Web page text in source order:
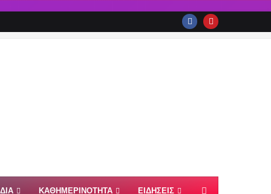
ΚΑΘΗΜΕΡΙΝΟΤΗΤΑ ΕΙΔΗΣΕΙΣ